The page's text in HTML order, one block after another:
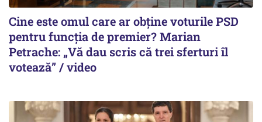
Cine este omul care ar obține voturile PSD
pentru funcția de premier? Marian
Petrache: „Vă dau scris că trei sferturi îl
votează” / video